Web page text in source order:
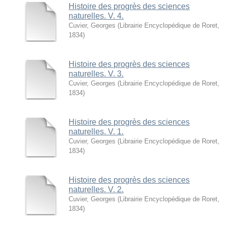
Histoire des progrès des sciences
naturelles. V. 4.
Cuvier, Georges ( Librairie Encyclopédique de Roret
1834)
Histoire des progrès des sciences
naturelles. V. 3.
Cuvier, Georges ( Librairie Encyclopédique de Roret
1834)
Histoire des progrès des sciences
naturelles. V. 1.
Cuvier, Georges ( Librairie Encyclopédique de Roret
1834)
Histoire des progrès des sciences
naturelles. V. 2.
Cuvier, Georges ( Librairie Encyclopédique de Roret
1834)